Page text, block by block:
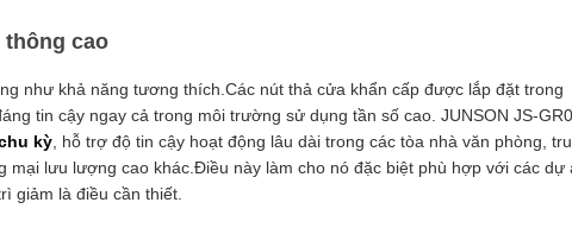
cao
như khả năng tương thích.Các nút thả cửa khẩn cấp được lắp đặt trong
tin cậy ngay cả trong môi trường sử dụng tần số cao. JUNSON JS-
kỳ , hỗ trợ độ tin cậy hoạt động lâu dài trong các tòa nhà văn phòng,
mại lưu lượng cao khác.Điều này làm cho nó đặc biệt phù hợp với các dự
giảm là điều cần thiết.